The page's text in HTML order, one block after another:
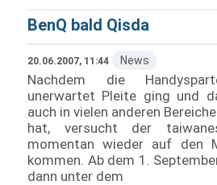
BenQ bald Qisda
20.06.2007, 11:44 News
Nachdem die
unerwartet Pleite ging und
auch in vielen anderen
hat, versucht der
momentan wieder auf den
kommen. Ab dem 1.
dann unter dem